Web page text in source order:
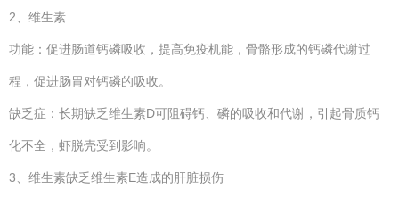
2、维生素
功能：促进肠道钙磷吸收，提高免疫机能，骨骼形成的钙磷代谢过
程，促进肠胃对钙磷的吸收。
缺乏症：长期缺乏维生素D可阻碍钙、磷的吸收和代谢，引起骨质钙
化不全，虾脱壳受到影响。
3、维生素缺乏维生素E造成的肝脏损伤